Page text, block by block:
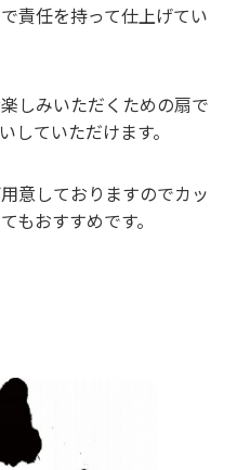
責任を持って仕上げてい
しみいただくための扇で
していただけます。
意しておりますのでカッ
もおすすめです。